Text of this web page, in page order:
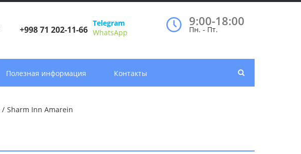
+998 71 202-11-66
Telegram
WhatsApp
9:00-18:00
Пн. - Пт.
Полезная информация Контакты
/ Sharm Inn Amarein